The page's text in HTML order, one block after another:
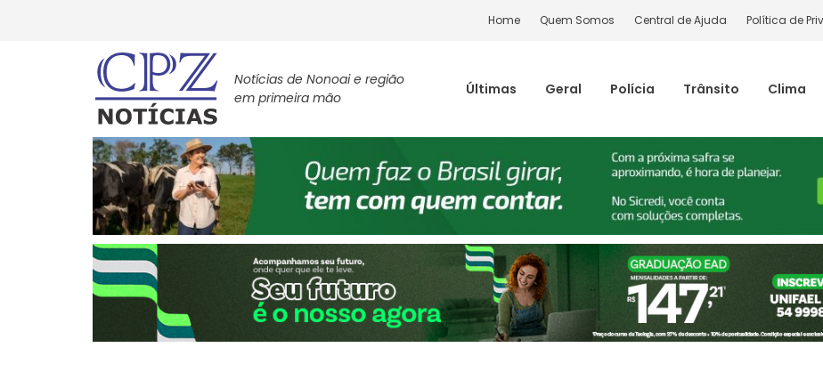
Home Quem Somos Central de Ajuda Política de
Notícias de Nonoai e região
em primeira mão
Últimas Geral Polícia Trânsito Clima